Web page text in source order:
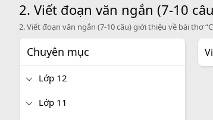
2. Viết đoạn văn ngắn (7-10
2. Viết đoạn văn ngắn (7-10 câu) giới thiệu về bài thơ
Chuyên mục
Lớp 12
Lớp 11